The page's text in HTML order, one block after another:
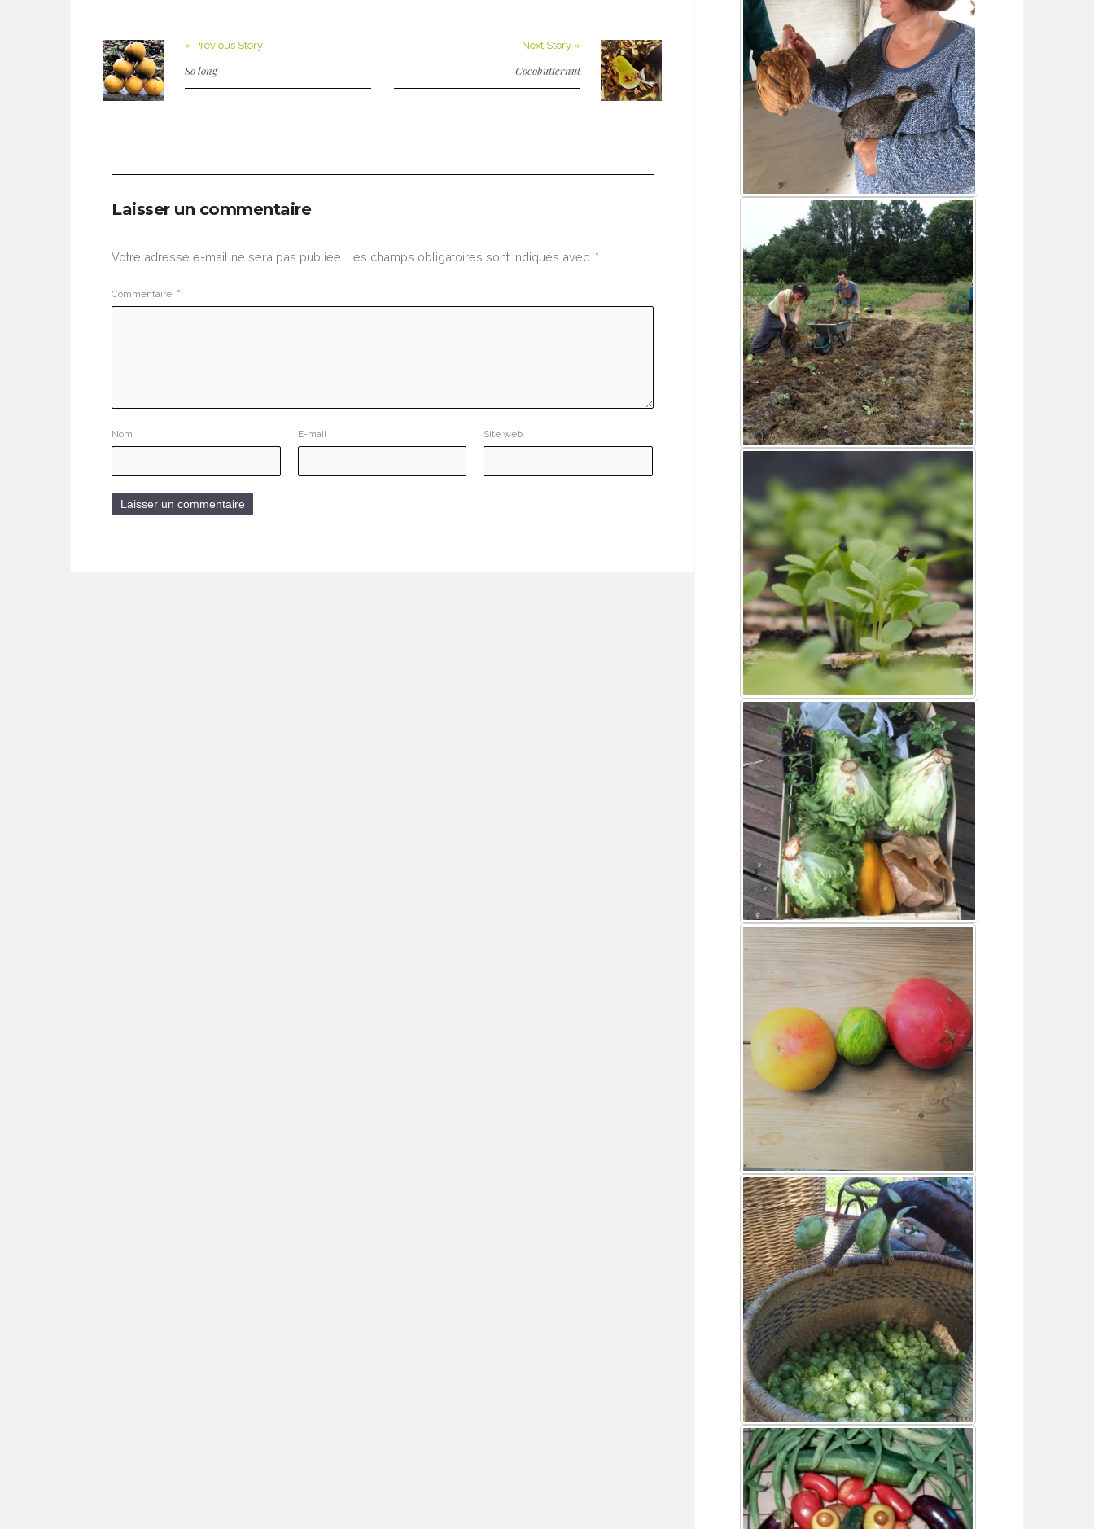
« Previous Story
So long
Next Story »
Cocobutternut
Laisser un commentaire
Votre adresse e-mail ne sera pas publiée. Les champs obligatoires sont indiqués avec *
Commentaire *
Nom E-mail Site web